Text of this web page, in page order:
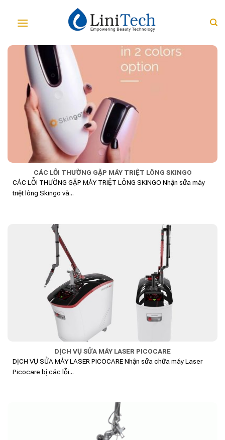
CÁC LỖI THƯỜNG GẶP MÁY TRIỆT LÔNG SKINGO
CÁC LỖI THƯỜNG GẶP MÁY TRIỆT LÔNG SKINGO Nhận sửa máy
triệt lông Skingo và...
DỊCH VỤ SỬA MÁY LASER PICOCARE
DỊCH VỤ SỬA MÁY LASER PICOCARE Nhận sửa chữa máy Laser
Picocare bị các lỗi...